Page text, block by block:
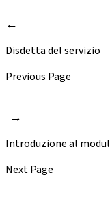
Disdetta del servizio
Previous Page
Introduzione al
Next Page